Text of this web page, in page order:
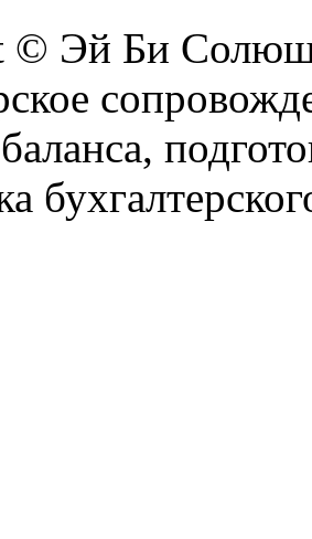
© Эй Би